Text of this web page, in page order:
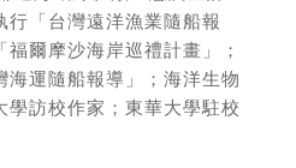
行「台灣遠洋漁業隨船報
爾摩沙海岸巡禮計畫」；
海運隨船報導」；海洋生物
學訪校作家；東華大學駐校